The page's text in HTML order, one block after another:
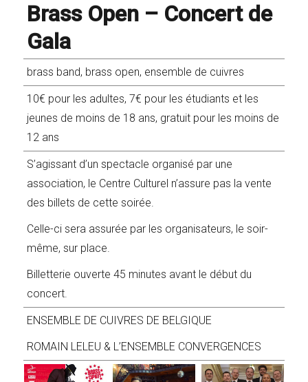
Brass Open – Concert de
Gala
brass band, brass open, ensemble de cuivres
10€ pour les adultes, 7€ pour les étudiants et les
jeunes de moins de 18 ans, gratuit pour les moins de
12 ans
S’agissant d’un spectacle organisé par une
association, le Centre Culturel n’assure pas la vente
des billets de cette soirée.
Celle-ci sera assurée par les organisateurs, le soir-
même, sur place.
Billetterie ouverte 45 minutes avant le début du
concert.
ENSEMBLE DE CUIVRES DE BELGIQUE
ROMAIN LELEU & L’ENSEMBLE CONVERGENCES